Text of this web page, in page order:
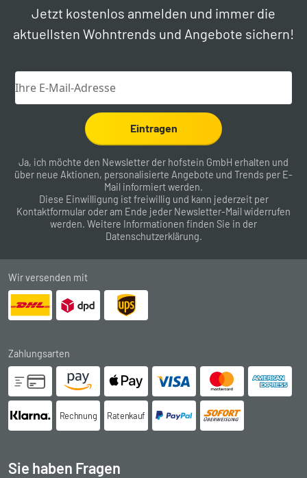
Jetzt kostenlos anmelden und immer die
aktuellsten Wohntrends und Angebote sichern!
Eintragen
Ja, ich möchte den Newsletter der hofstein GmbH erhalten und
über neue Aktionen, personalisierte Angebote und Trends per E-
Mail informiert werden.
Diese Einwilligung ist freiwillig und kann jederzeit per
Kontaktformular oder am Ende jeder Newsletter-Mail widerrufen
werden. Weitere Informationen finden Sie in der
Datenschutzerklärung.
Wir versenden mit
Zahlungsarten
Rechnung Ratenkauf
Sie haben Fragen